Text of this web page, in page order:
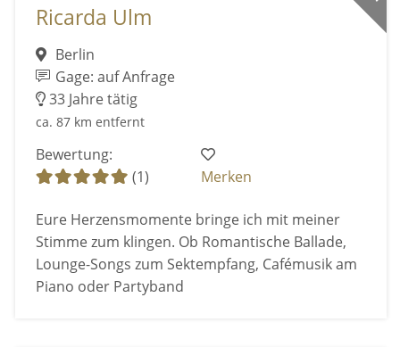
Ricarda Ulm
Berlin
Gage: auf Anfrage
33 Jahre tätig
ca. 87 km entfernt
Bewertung:
(1)
Merken
Eure Herzensmomente bringe ich mit meiner
Stimme zum klingen. Ob Romantische Ballade,
Lounge-Songs zum Sektempfang, Cafémusik am
Piano oder Partyband